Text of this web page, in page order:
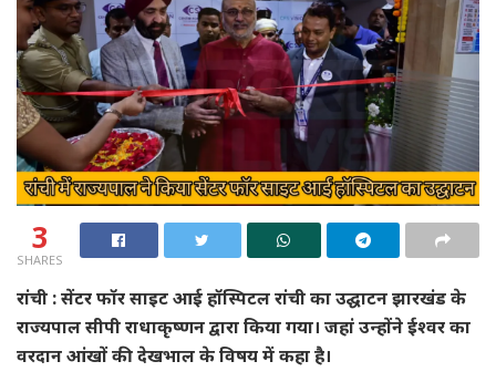
3
SHARES
रांची : सेंटर फॉर साइट आई हॉस्पिटल रांची का उद्घाटन झारखंड के
राज्यपाल सीपी राधाकृष्णन द्वारा किया गया। जहां उन्होंने ईश्वर का
वरदान आंखों की देखभाल के विषय में कहा है।